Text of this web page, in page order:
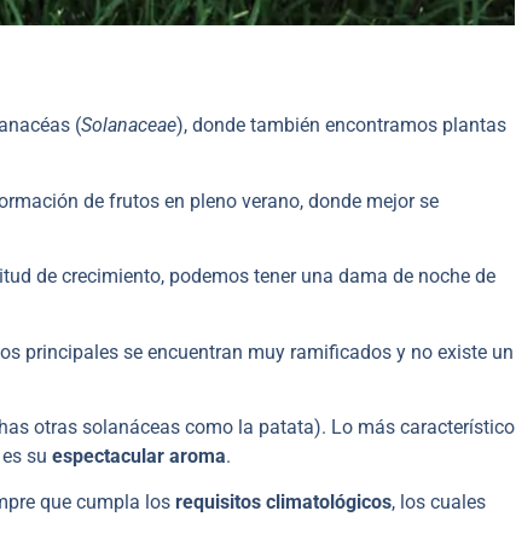
(Solanaceae), donde también encontramos plantas
de frutos en pleno verano, donde mejor se
de crecimiento, podemos tener una dama de noche de
principales se encuentran muy ramificados y no existe un
otras solanáceas como la patata). Lo más característico
su espectacular aroma.
que cumpla los requisitos climatológicos, los cuales